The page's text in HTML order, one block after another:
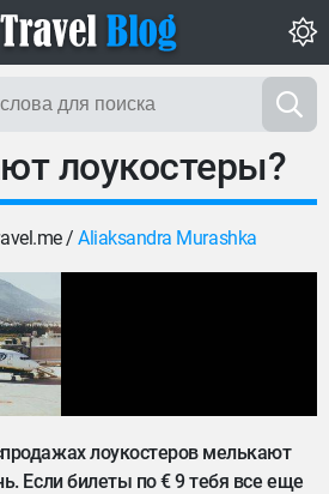
лоукостеры?
/Aliaksandra Murashka
лоукостеров мелькают
Если билеты по € 9 тебя все еще